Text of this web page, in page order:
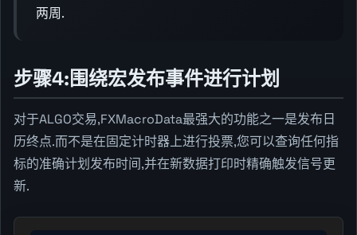
两周.
步骤4:围绕宏发布事件进行计划
对于ALGO交易,FXMacroData最强大的功能之一是发布日
历终点.而不是在固定计时器上进行投票,您可以查询任何指
标的准确计划发布时间,并在新数据打印时精确触发信号更
新.